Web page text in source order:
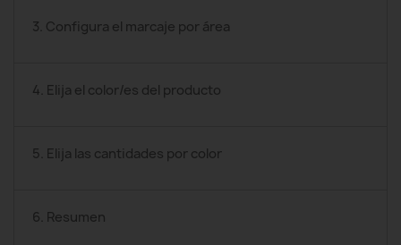
3. Configura el marcaje por área
4. Elija el color/es del producto
5. Elija las cantidades por color
6. Resumen